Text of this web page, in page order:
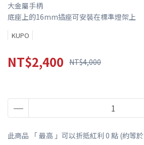
大金屬手柄
底座上的16mm插座可安裝在標準燈架上
KUPO
NT$2,400 NT$4,000
此商品 「 最高 」可以折抵紅利 0 點 (約等於